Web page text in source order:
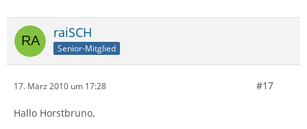
raiSCH
Senior-Mitglied
17. März 2010 um 17:28 #17
Hallo Horstbruno,